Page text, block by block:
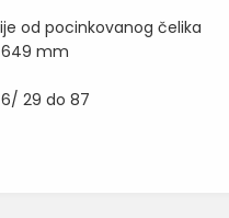
od pocinkovanog čelika
649 mm
29 do 87